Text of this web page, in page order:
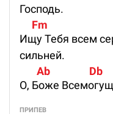
Господь.
Fm
Ищу Тебя всем
сильней.
Ab                Db
О, Боже
ПРИПЕВ